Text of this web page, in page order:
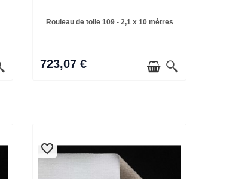
Rouleau de toile 109 - 2,1 x 10 mètres
723,07 €
favorite_border
favorite_border